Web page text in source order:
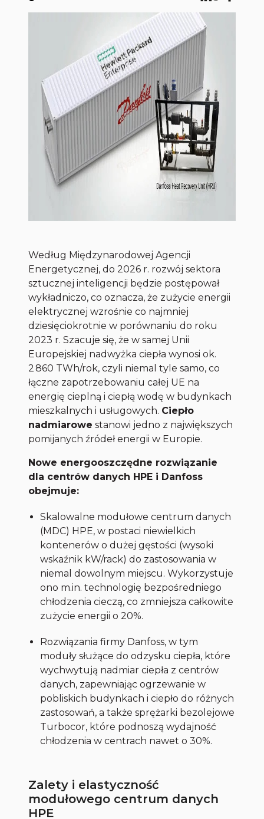
Według Międzynarodowej Agencji
Energetycznej, do 2026 r. rozwój sektora
sztucznej inteligencji będzie postępował
wykładniczo, co oznacza, że zużycie energii
elektrycznej wzrośnie co najmniej
dziesięciokrotnie w porównaniu do roku
2023 r. Szacuje się, że w samej Unii
Europejskiej nadwyżka ciepła wynosi ok.
2 860 TWh/rok, czyli niemal tyle samo, co
łączne zapotrzebowaniu całej UE na
energię cieplną i ciepłą wodę w budynkach
mieszkalnych i usługowych. Ciepło
nadmiarowe stanowi jedno z największych
pomijanych źródeł energii w Europie.
Nowe energooszczędne rozwiązanie
dla centrów danych HPE i Danfoss
obejmuje:
Skalowalne modułowe centrum danych
(MDC) HPE, w postaci niewielkich
kontenerów o dużej gęstości (wysoki
wskaźnik kW/rack) do zastosowania w
niemal dowolnym miejscu. Wykorzystuje
ono m.in. technologię bezpośredniego
chłodzenia cieczą, co zmniejsza całkowite
zużycie energii o 20%.
Rozwiązania firmy Danfoss, w tym
moduły służące do odzysku ciepła, które
wychwytują nadmiar ciepła z centrów
danych, zapewniając ogrzewanie w
pobliskich budynkach i ciepło do różnych
zastosowań, a także sprężarki bezolejowe
Turbocor, które podnoszą wydajność
chłodzenia w centrach nawet o 30%.
Zalety i elastyczność
modułowego centrum danych
HPE